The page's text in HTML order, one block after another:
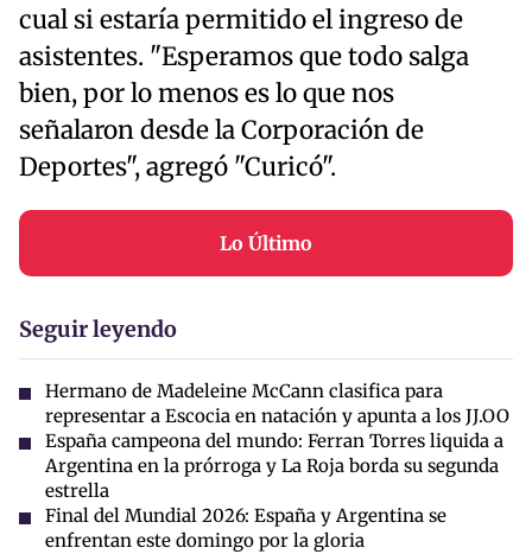
cual si estaría permitido el ingreso de
asistentes. "Esperamos que todo salga
bien, por lo menos es lo que nos
señalaron desde la Corporación de
Deportes", agregó "Curicó".
Lo Último
Seguir leyendo
Hermano de Madeleine McCann clasifica para
representar a Escocia en natación y apunta a los JJ.OO
España campeona del mundo: Ferran Torres liquida a
Argentina en la prórroga y La Roja borda su segunda
estrella
Final del Mundial 2026: España y Argentina se
enfrentan este domingo por la gloria